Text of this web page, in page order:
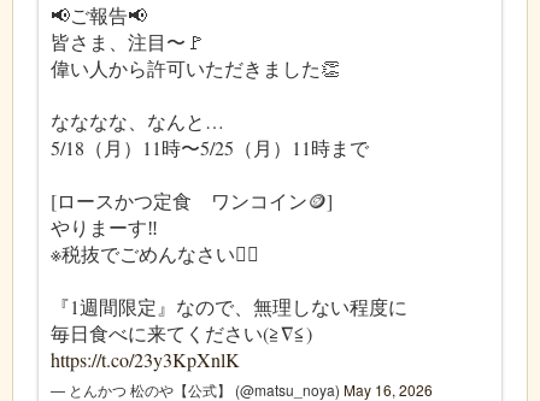
📢ご報告📢
皆さま、注目〜🚩
偉い人から許可いただきました👏
なななな、なんと…
5/18（月）11時〜5/25（月）11時まで
[ロースかつ定食 ワンコイン🪙]
やりまーす‼️
※税抜でごめんなさい🙇‍♀️
『1週間限定』なので、無理しない程度に
毎日食べに来てください(≧∇≦)
https://t.co/23y3KpXnlK
— とんかつ 松のや【公式】 (@matsu_noya) May 16, 2026